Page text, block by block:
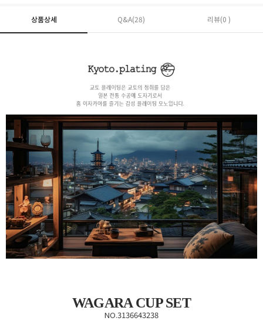
상품상세 Q&A(28) 리뷰(0 )
WAGARA CUP SET
NO.3136643238